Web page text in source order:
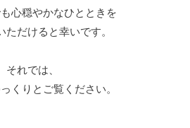
心穏やかなひとときを
ただけると幸いです。
それでは、
くりとご覧ください。